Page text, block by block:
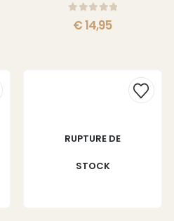
sur 5
€14,95
RUPTURE DE
STOCK